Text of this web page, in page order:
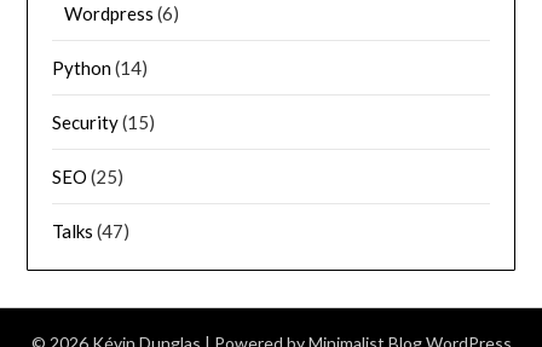
Wordpress (6)
Python(14)
Security(15)
SEO (25)
Talks (47)
© 2026 Kévin Dunglas | Powered byMinimalist BlogWordPress